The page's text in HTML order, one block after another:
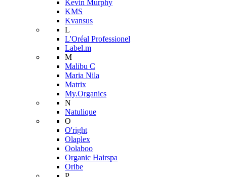
Kevin Murphy
KMS
Kvansus
L
L'Oréal Professionel
Label.m
M
Malibu C
Maria Nila
Matrix
My.Organics
N
Natulique
O
O'right
Olaplex
Oolaboo
Organic Hairspa
Oribe